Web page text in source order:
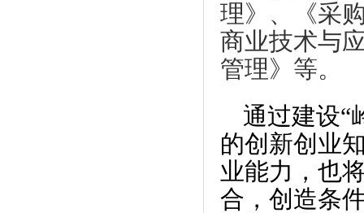
理》、《采
商业技术与
管理》等。
通过建设“
的创新创业
业能力 ，也
合，创造条